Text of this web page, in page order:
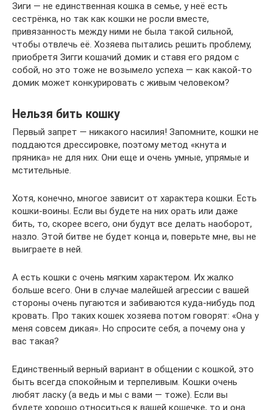
Зиги — не единственная кошка в семье, у неё есть
сестрёнка, но так как кошки не росли вместе,
привязанность между ними не была такой сильной,
чтобы отвлечь её. Хозяева пытались решить проблему,
приобретя Зигги кошачий домик и ставя его рядом с
собой, но это тоже не возымело успеха — как какой-то
домик может конкурировать с живым человеком?
Нельзя бить кошку
Первый запрет — никакого насилия! Запомните, кошки не
поддаются дрессировке, поэтому метод «кнута и
пряника» не для них. Они еще и очень умные, упрямые и
мстительные.
Хотя, конечно, многое зависит от характера кошки. Есть
кошки-воины. Если вы будете на них орать или даже
бить, то, скорее всего, они будут все делать наоборот,
назло. Этой битве не будет конца и, поверьте мне, вы не
выиграете в ней.
А есть кошки с очень мягким характером. Их жалко
больше всего. Они в случае малейшей агрессии с вашей
стороны очень пугаются и забиваются куда-нибудь под
кровать. Про таких кошек хозяева потом говорят: «Она у
меня совсем дикая». Но спросите себя, а почему она у
вас такая?
Единственный верный вариант в общении с кошкой, это
быть всегда спокойным и терпеливым. Кошки очень
любят ласку (а ведь и мы с вами — тоже). Если вы
будете хорошо относиться к вашей кошечке, то и она